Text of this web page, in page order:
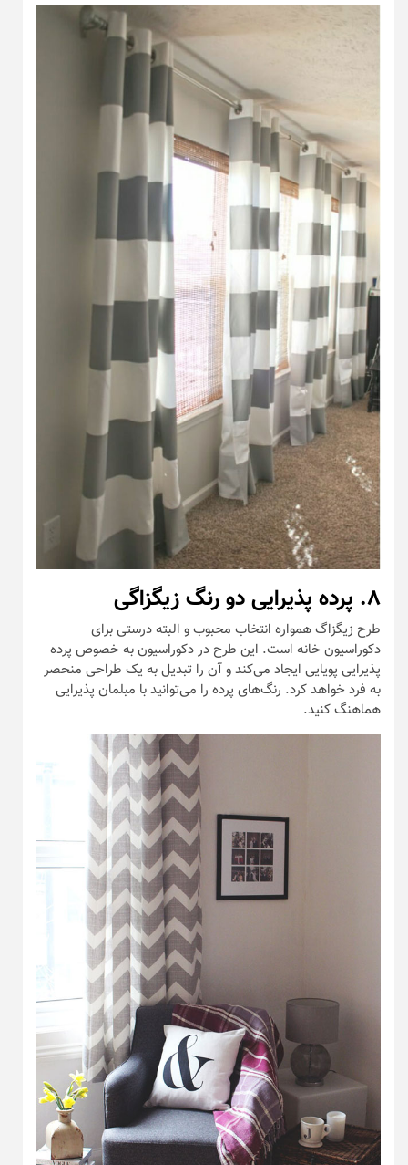
۸. پرده پذیرایی دو رنگ زیگزاگی
طرح زیگزاگ همواره انتخاب محبوب و البته درستی برای
دکوراسیون خانه است. این طرح در دکوراسیون به خصوص پرده
پذیرایی پویایی ایجاد می‌کند و آن را تبدیل به یک طراحی منحصر
به فرد خواهد کرد. رنگ‌های پرده را می‌توانید با مبلمان پذیرایی
هماهنگ کنید.